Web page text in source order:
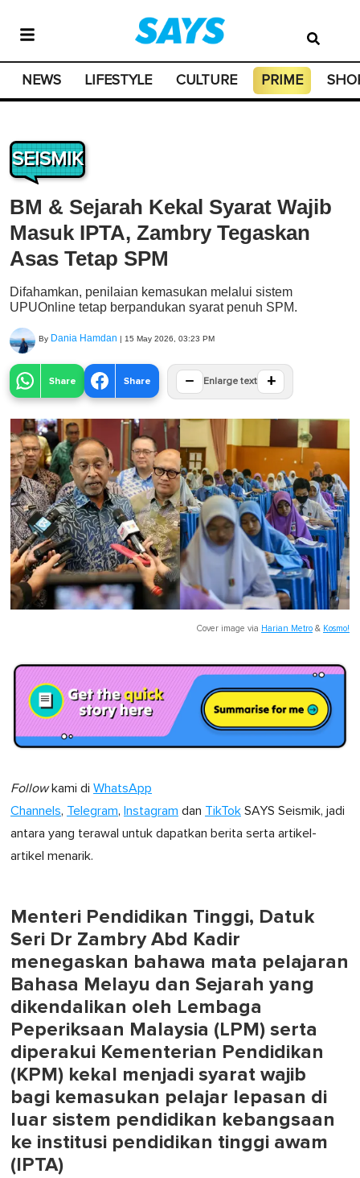
NEWS LIFESTYLE CULTURE PRIME
SEISMIK
BM & Sejarah Kekal Syarat Wajib
Masuk IPTA, Zambry Tegaskan
Asas Tetap SPM
Difahamkan, penilaian kemasukan melalui sistem
UPUOnline tetap berpandukan syarat penuh SPM.
By Dania Hamdan | 15 May 2026, 03:23 PM
Share Share − Enlarge text +
Cover image via Harian Metro & Kosmo!
Followkami di WhatsApp
Channels, Telegram, Instagram dan TikTok SAYS Seismik, jadi
antara yang terawal untuk dapatkan berita serta artikel-
artikel menarik.
Menteri Pendidikan Tinggi, Datuk
Seri Dr Zambry Abd Kadir
menegaskan bahawa mata pelajaran
Bahasa Melayu dan Sejarah yang
dikendalikan oleh Lembaga
Peperiksaan Malaysia (LPM) serta
diperakui Kementerian Pendidikan
(KPM) kekal menjadi syarat wajib
bagi kemasukan pelajar lepasan di
luar sistem pendidikan kebangsaan
ke institusi pendidikan tinggi awam
(IPTA)